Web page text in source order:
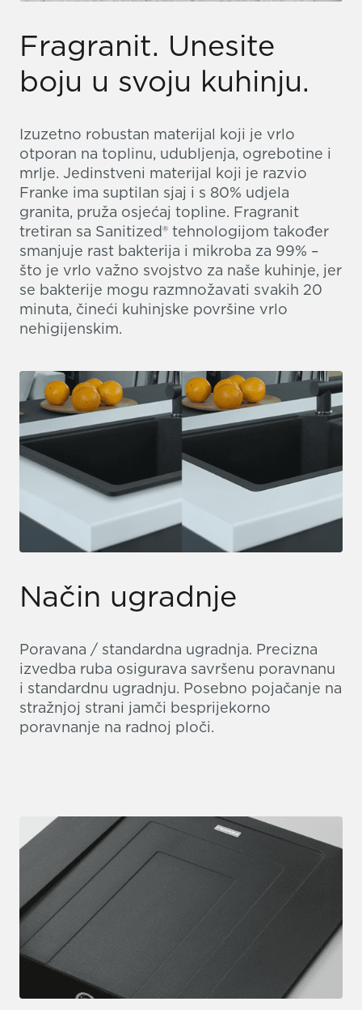
Fragranit. Unesite
boju u svoju kuhinju.
Izuzetno robustan materijal koji je vrlo
otporan na toplinu, udubljenja, ogrebotine i
mrlje. Jedinstveni materijal koji je razvio
Franke ima suptilan sjaj i s 80% udjela
granita, pruža osjećaj topline. Fragranit
tretiran sa Sanitized® tehnologijom također
smanjuje rast bakterija i mikroba za 99% –
što je vrlo važno svojstvo za naše kuhinje, jer
se bakterije mogu razmnožavati svakih 20
minuta, čineći kuhinjske površine vrlo
nehigijenskim.
Način ugradnje
Poravana / standardna ugradnja. Precizna
izvedba ruba osigurava savršenu poravnanu
i standardnu ugradnju. Posebno pojačanje na
stražnjoj strani jamči besprijekorno
poravnanje na radnoj ploči.